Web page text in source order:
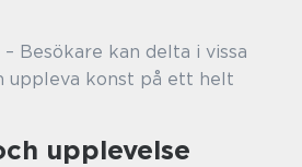
– Besökare kan delta i vissa
uppleva konst på ett helt
upplevelse